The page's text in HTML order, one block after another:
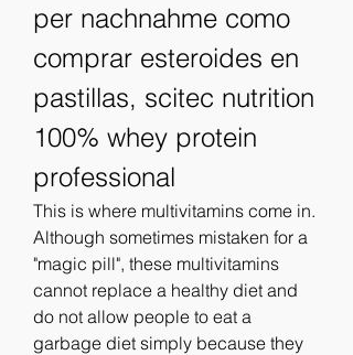
per nachnahme como
comprar esteroides en
pastillas, scitec nutrition
100% whey protein
professional
This is where multivitamins come in.
Although sometimes mistaken for a
"magic pill", these multivitamins
cannot replace a healthy diet and
do not allow people to eat a
garbage diet simply because they